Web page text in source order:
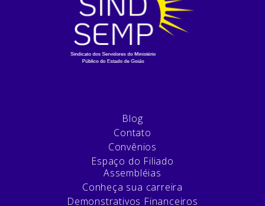
Blog
Contato
Convênios
Espaço do Filiado
Assembléias
Conheça sua carreira
Demonstrativos Financeiros